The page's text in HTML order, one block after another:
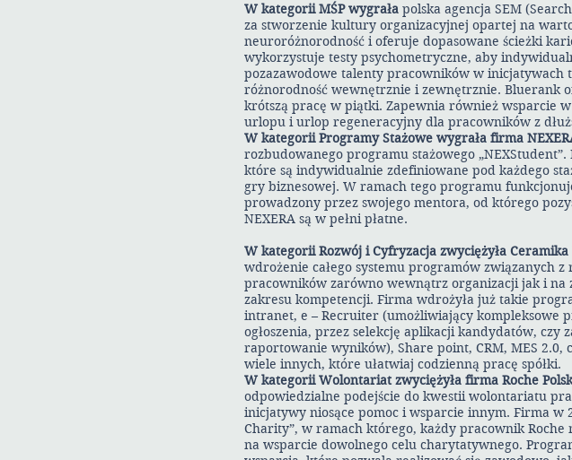
W kategorii MŚP wygrała polska agencja SEM
za stworzenie kultury organizacyjnej opartej na
neuroróżnorodność i oferuje dopasowane ścieżki
wykorzystuje testy psychometryczne, aby
pozazawodowe talenty pracowników w inicjatywach
różnorodność wewnętrznie i zewnętrznie. Bluerank
krótszą pracę w piątki. Zapewnia również wsparcie
urlopu i urlop regeneracyjny dla pracowników z
W kategorii Programy Stażowe wygrała firma
rozbudowanego programu stażowego
które są indywidualnie zdefiniowane pod każdego
gry biznesowej. W ramach tego programu
prowadzony przez swojego mentora, od którego
NEXERA są w pełni płatne.
W kategorii Rozwój i Cyfryzacja zwyciężyła Ceramika
wdrożenie całego systemu programów związanych
pracowników zarówno wewnątrz organizacji jak i na
zakresu kompetencji. Firma wdrożyła już takie
intranet, e – Recruiter (umożliwiający
ogłoszenia, przez selekcję aplikacji kandydatów,
raportowanie wyników), Share point, CRM, MES
wiele innych, które ułatwiaj codzienną pracę spółki.
W kategorii Wolontariat zwyciężyła firma Roche
odpowiedzialne podejście do kwestii wolontariatu
inicjatywy niosące pomoc i wsparcie innym. Firma
Charity”, w ramach którego, każdy pracownik
na wsparcie dowolnego celu charytatywnego.